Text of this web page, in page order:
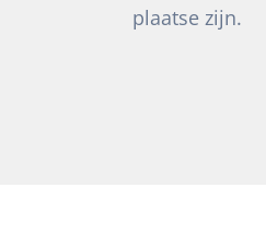
plaatse zijn.